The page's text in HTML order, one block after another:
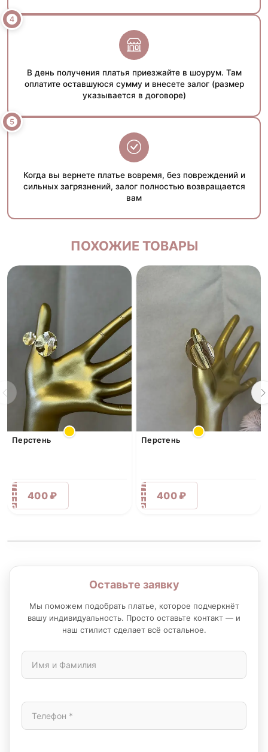
В день получения платья приезжайте в шоурум. Там
оплатите оставшуюся сумму и внесете залог (размер
указывается в договоре)
Когда вы вернете платье вовремя, без повреждений и
сильных загрязнений, залог полностью возвращается
вам
ПОХОЖИЕ ТОВАРЫ
Перстень
АРЕНДА 400 ₽
Перстень
АРЕНДА 400 ₽
Оставьте заявку
Мы поможем подобрать платье, которое подчеркнёт
вашу индивидуальность. Просто оставьте контакт — и
наш стилист сделает всё остальное.